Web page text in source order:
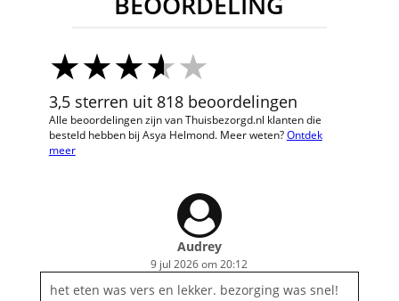
3,5 sterren uit 818 beoordelingen
Alle beoordelingen zijn van Thuisbezorgd.nl klanten die
besteld hebben bij Asya Helmond. Meer weten?Ontdek
meer
Audrey
9 jul 2026 om 20:12
het eten was vers en lekker. bezorging was snel!